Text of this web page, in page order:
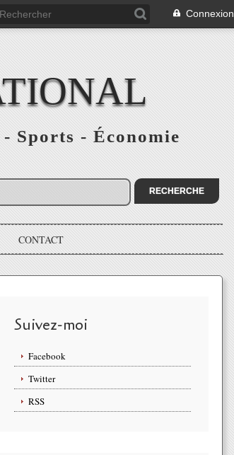
Connexion
Sports - Économie
CONTACT
Suivez-moi
Facebook
Twitter
RSS